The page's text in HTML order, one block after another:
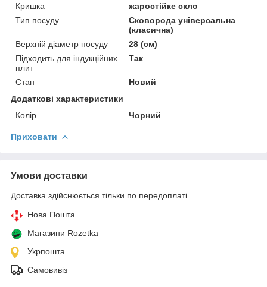
Кришка
жаростійке скло
Тип посуду
Сковорода універсальна
(класична)
Верхній діаметр посуду
28 (см)
Підходить для індукційних
плит
Так
Стан
Новий
Додаткові характеристики
Колір
Чорний
Приховати
Умови доставки
Доставка здійснюється тільки по передоплаті.
Нова Пошта
Магазини Rozetka
Укрпошта
Самовивіз